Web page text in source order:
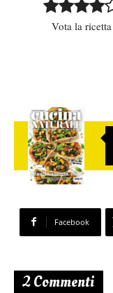
Vota la ricetta
Facebook
2 Commenti